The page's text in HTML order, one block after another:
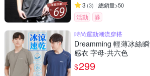
3 (3) 總銷量>50
活動
券
時尚運動潮流穿搭
Dreamming 輕薄冰絲
感衣 字母-共六色
$299